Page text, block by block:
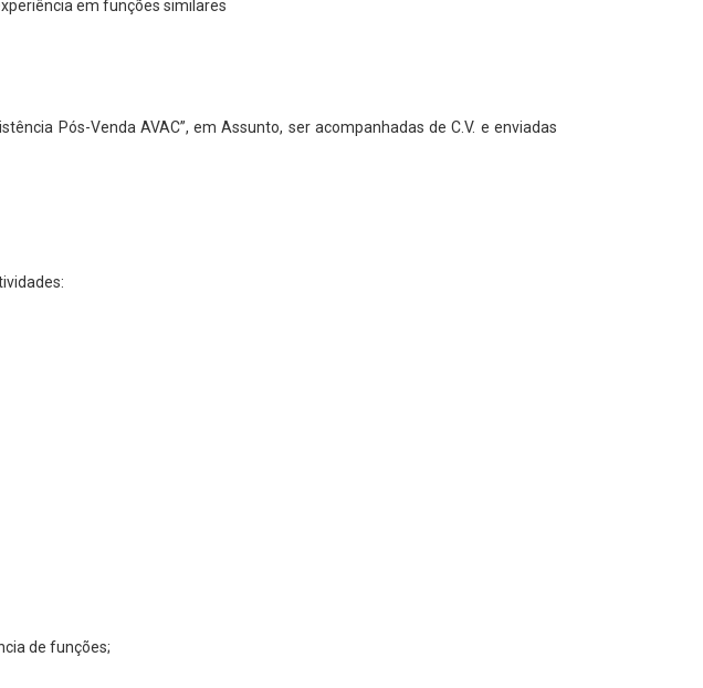
em funções similares
Pós-Venda AVAC”, em Assunto, ser acompanhadas de C.V. e enviadas
de funções;